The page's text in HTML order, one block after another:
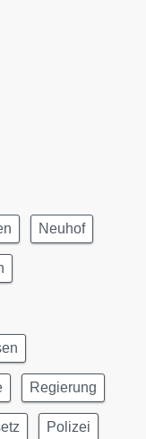
Neuhof
Regierung
Polizei